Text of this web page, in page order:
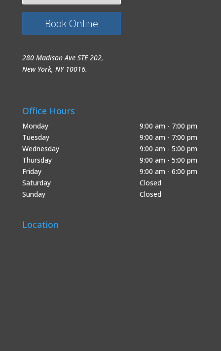
Book Online
280 Madison Ave STE 202,
New York, NY 10016.
Office Hours
Monday
9:00 am - 7:00 pm
Tuesday
9:00 am - 7:00 pm
Wednesday
9:00 am - 5:00 pm
Thursday
9:00 am - 5:00 pm
Friday
9:00 am - 6:00 pm
Saturday
Closed
Sunday
Closed
Location